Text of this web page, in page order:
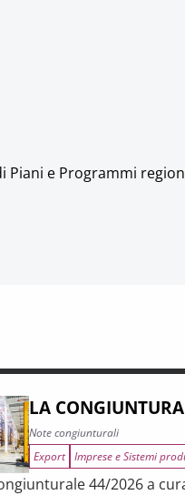
Piani e Programmi
LA
Note congiunturali
Export Imprese e Sistemi
44/2026 a